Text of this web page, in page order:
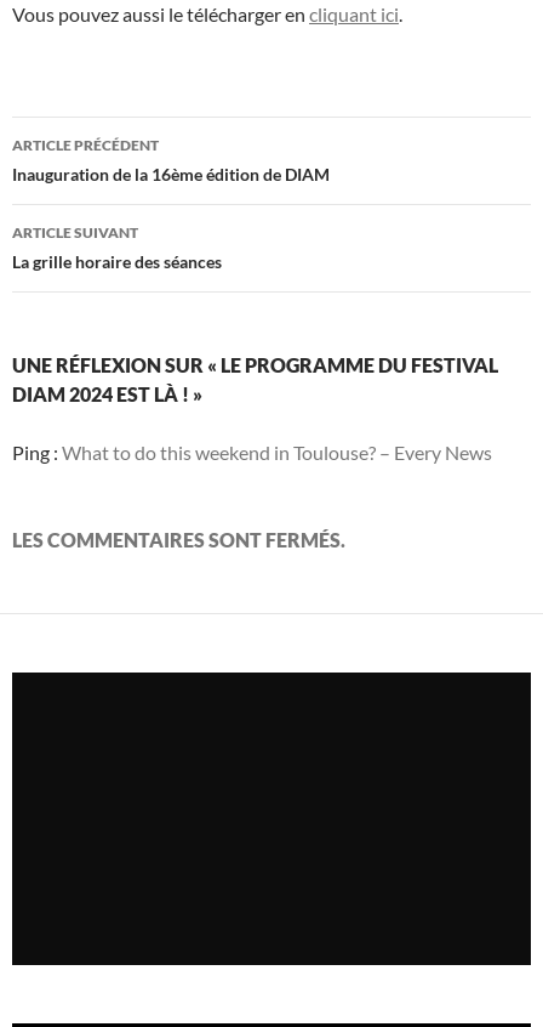
Vous pouvez aussi le télécharger en cliquant ici.
Navigation
des
articles
ARTICLE PRÉCÉDENT
Inauguration de la 16ème édition de DIAM
ARTICLE SUIVANT
La grille horaire des séances
UNE RÉFLEXION SUR « LE PROGRAMME DU FESTIVAL
DIAM 2024 EST LÀ ! »
Ping : What to do this weekend in Toulouse? – Every News
LES COMMENTAIRES SONT FERMÉS.